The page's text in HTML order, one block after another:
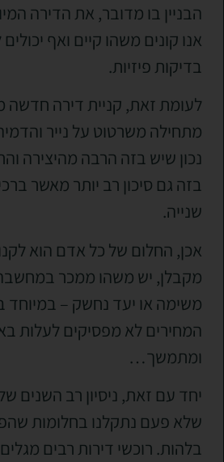
הבניין בו מדובר, את הדירה
אנו קונים משהו קיים ואף
בדיקות פיזיות.
לעומת זאת, קניית דירה חדשה
מתחילה משרטוט על נייר
נכון שיש בזה הרבה מהיצירה
בזה גם סיכון רב יותר מאשר
שנייה.
אכן, החלום של כל אדם הוא
מקבלן, יש משהו ממכר
משימה או יעד נחשק – במיוחד
המחירים לא מפסיקים לעלות
ומתמשך…
יחד עם זאת, ניסיון רב השנים
שלא פעם נתקלנו בחלומות
בלהות. רוכשי דירות רבים